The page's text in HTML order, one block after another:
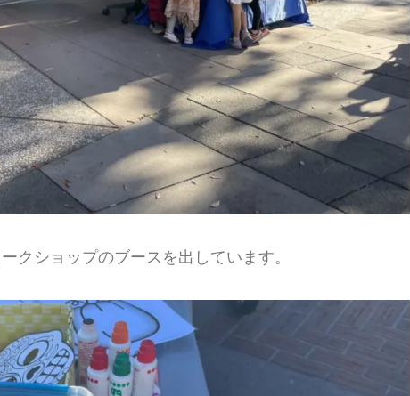
クショップのブースを出しています。